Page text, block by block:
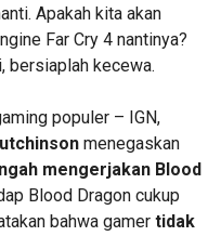
Apakah kita akan
Far Cry 4 nantinya?
bersiaplah kecewa.
populer – IGN,
menegaskan
mengerjakan Blood
Blood Dragon cukup
bahwa gamer tidak